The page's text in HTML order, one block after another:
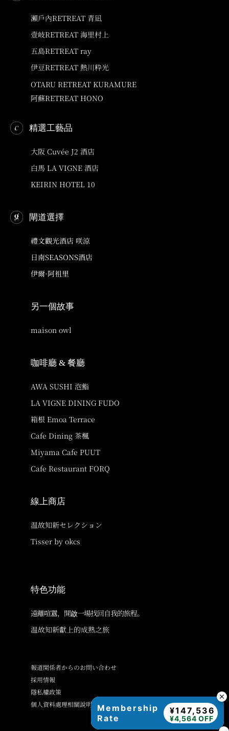
瀨戶內RETREAT 青凪
壹岐RETREAT 海里村上
五島RETREAT ray
伊豆RETREAT 熱川粋光
OTARU RETREAT KURAMURE
阿蘇RETREAT HONO
精選工藝品
大阪 Cuvée J2 酒店
白馬 LA VIGNE 酒店
KEIRIN HOTEL 10
閘道選擇
禮文觀光酒店 咲涼
日南SEASONS酒店
伊爾·阿祖里
另一個故事
maison owl
咖啡廳 & 餐廳
AWA SUSHI 泡鮨
LA VIGNE DINING FUDO
箱根 Emoa Terrace
Cafe Dining 茶楓
Miyama Cafe PUUT
Cafe Restaurant FORQ
線上商店
温故知新セレクション
Tisser by okcs
特色功能
遠離喧囂，開啟一場找回自我的旅程。
温故知新獻上的成熟之旅
報道関係者からのお問い合わせ
採用情報
隱私權政策
個人資料處理相關說明
Membership
Rate
¥147,536
¥4,564 OFF